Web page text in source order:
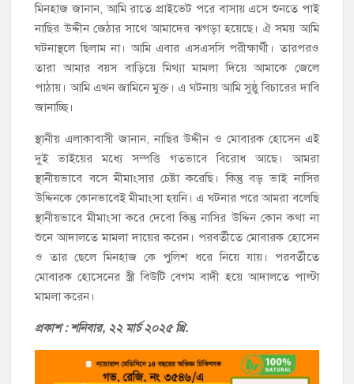
মিনহাজ জানান, আমি রাতে প্রাইভেট পরে বাসায় এসে শুনতে পাই
নাছির উদ্দীন জেঠার সাথে আমাদের ঝগড়া হয়েছে। ঐ সময় আমি
ঘটনাস্থলে ছিলাম না। আমি এবার এসএসসি পরীক্ষার্থী। তারপরও
তারা আমার বয়স বাড়িয়ে মিথ্যা মামলা দিয়ে আমাকে জেলে
পাঠায়। আমি এখন জামিনে মুক্ত। এ ঘটনায় আমি সুষ্ঠু বিচারের দাবি
জানাচ্ছি।
স্থানীয় এলাকাবাসী জানান, নাছির উদ্দীন ও মোবারক হোসেন এই
দুই ভাইয়ের মধ্যে সম্পত্তি গতভাবে বিরোধ আছে। আমরা
স্থানীয়ভাবে বসে মীমাংসার চেষ্টা করেছি। কিন্তু বড় ভাই নাসির
উদ্দিনকে কোনভাবেই মীমাংসা হয়নি। এ ঘটনার পরে আমরা বলেছি
স্থানীয়ভাবে মীমাংসা করে দেবো কিন্তু নাসির উদ্দিন কোন কথা না
শুনে আদালতে মামলা দায়ের করেন। পরবর্তীতে মোবারক হোসেন
ও তার ছেলে মিনহাজ কে পুলিশ ধরে নিয়ে যায়। পরবর্তীতে
মোবারক হোসেনের স্ত্রী বিউটি বেগম বাদী হয়ে আদালতে পাল্টা
মামলা করেন।
প্রকাশ : শনিবার, ২২ মার্চ ২০২৫ খ্রি.